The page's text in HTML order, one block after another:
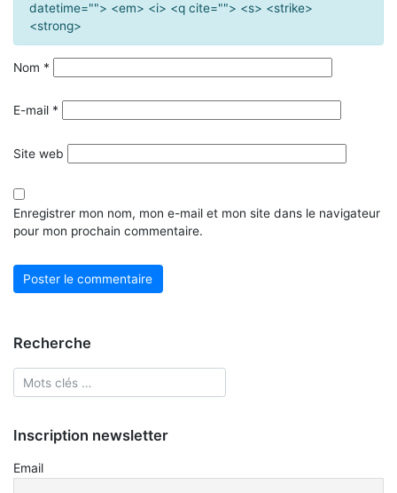
datetime=""> <em> <i> <q cite=""> <s> <strike>
<strong>
Nom *
E-mail *
Site web
Enregistrer mon nom, mon e-mail et mon site dans le navigateur
pour mon prochain commentaire.
Recherche
Inscription newsletter
Email